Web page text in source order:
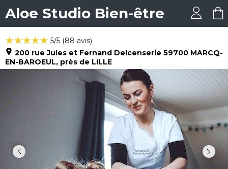
Aloe Studio Bien-être
5/5 (88 avis)
200 rue Jules et Fernand Delcenserie 59700 MARCQ-
EN-BAROEUL, près de LILLE